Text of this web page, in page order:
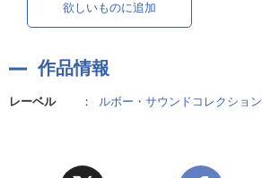
欲しいものに追加
作品情報
レーベル ： ルボー・サウンドコレクション